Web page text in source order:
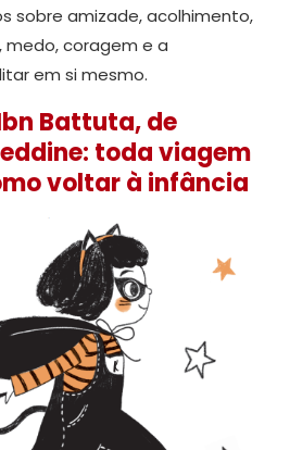
sobre amizade, acolhimento,
medo, coragem e a
em si mesmo.
Battuta, de
toda viagem
voltar à infância